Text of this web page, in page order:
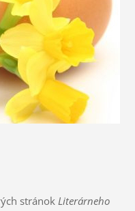
stránok Literárneho